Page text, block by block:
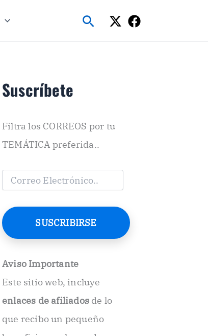
Buscar
Suscríbete
Filtra los CORREOS por tu
TEMÁTICA preferida..
C
e
o
E
c
t
r
ó
i
SUSCRIBIRSE
Aviso Importante
Este sitio web, incluye
enlaces de afiliados de lo
que recibo un pequeño